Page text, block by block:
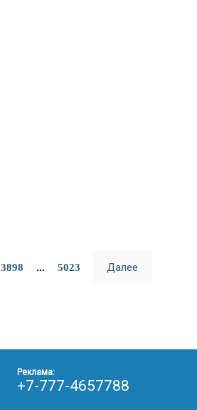
3898 ... 5023 Далее
Реклама:
+7-777-4657788